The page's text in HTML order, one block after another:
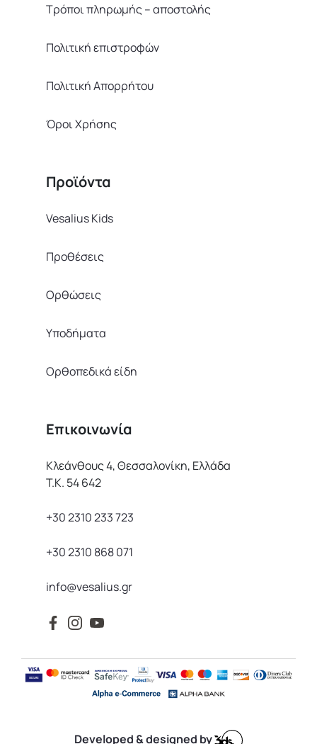
Τρόποι πληρωμής – αποστολής
Πολιτική επιστροφών
Πολιτική Απορρήτου
Όροι Χρήσης
Προϊόντα
Vesalius Kids
Προθέσεις
Ορθώσεις
Υποδήματα
Ορθοπεδικά είδη
Επικοινωνία
Κλεάνθους 4, Θεσσαλονίκη, Ελλάδα
Τ.Κ. 54 642
+30 2310 233 723
+30 2310 868 071
info@vesalius.gr
Developed & designed by